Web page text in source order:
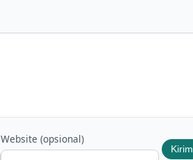
Website (opsional)